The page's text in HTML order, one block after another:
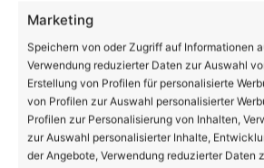
Marketing
Speichern von oder Zugriff auf Informationen
Verwendung reduzierter Daten zur Auswahl
Erstellung von Profilen für personalisierte
von Profilen zur Auswahl personalisierter
Profilen zur Personalisierung von Inhalten,
zur Auswahl personalisierter Inhalte,
der Angebote, Verwendung reduzierter Daten